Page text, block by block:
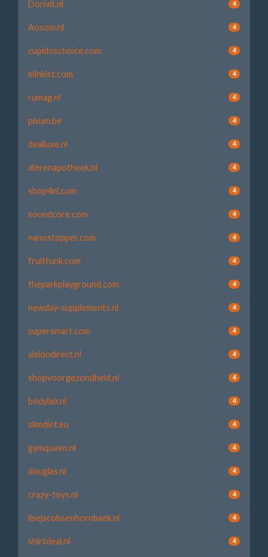
Dorivit.nl 4
Aosom.nl 4
cupidoschoice.com 4
blinkist.com 4
rumag.nl 4
pixum.be 4
dealluxe.nl 4
dierenapotheek.nl 4
shop4nl.com 4
soundcore.com 4
nanostopper.com 4
fruitfunk.com 4
theparkplayground.com 4
newday-supplements.nl 4
supersmart.com 4
visiondirect.nl 4
shopvoorgezondheid.nl 4
bodylab.nl 4
slimdiet.eu 4
gymqueen.nl 4
douglas.nl 4
crazy-toys.nl 4
ilsejacobsenhornbaek.nl 4
shirtdeal.nl 4